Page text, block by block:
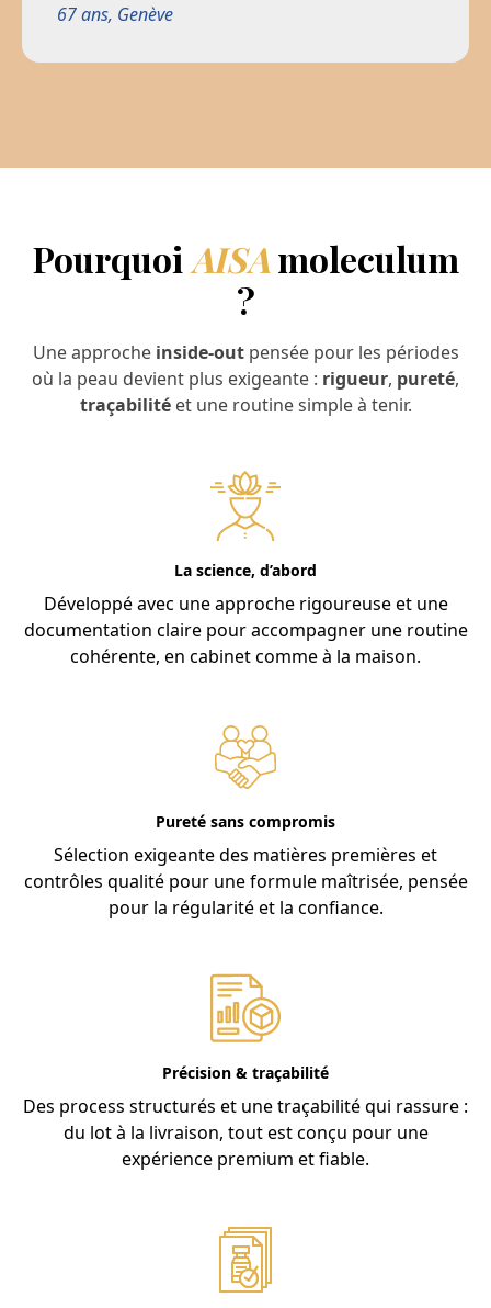
67 ans, Genève
Pourquoi AISAmoleculum
?
Une approche inside-outpensée pour les périodes
où la peau devient plus exigeante : rigueur, pureté,
traçabilitéet une routine simple à tenir.
La science, d’abord
Développé avec une approche rigoureuse et une
documentation claire pour accompagner une routine
cohérente, en cabinet comme à la maison.
Pureté sans compromis
Sélection exigeante des matières premières et
contrôles qualité pour une formule maîtrisée, pensée
pour la régularité et la confiance.
Précision & traçabilité
Des process structurés et une traçabilité qui rassure :
du lot à la livraison, tout est conçu pour une
expérience premium et fiable.